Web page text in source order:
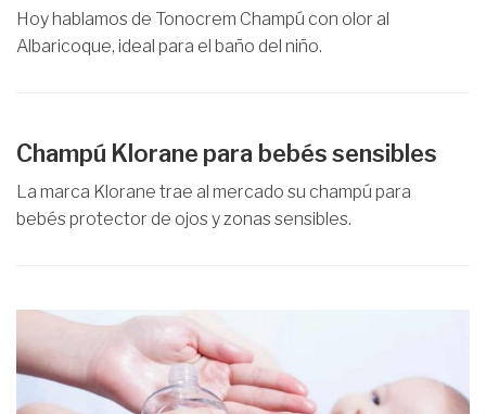
Hoy hablamos de Tonocrem Champú con olor al
Albaricoque, ideal para el baño del niño.
Champú Klorane para bebés sensibles
La marca Klorane trae al mercado su champú para
bebés protector de ojos y zonas sensibles.